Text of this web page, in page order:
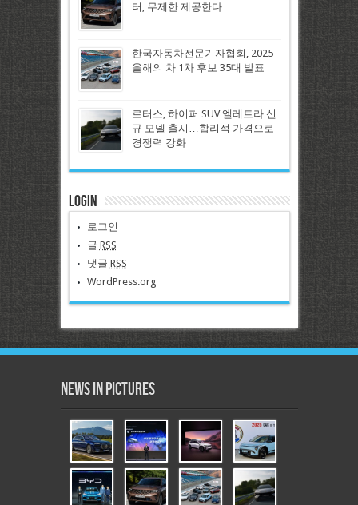
터, 무제한 제공한다
한국자동차전문기자협회, 2025
올해의 차 1차 후보 35대 발표
로터스, 하이퍼 SUV 엘레트라 신
규 모델 출시…합리적 가격으로
경쟁력 강화
Login
로그인
글 RSS
댓글 RSS
WordPress.org
News in Pictures